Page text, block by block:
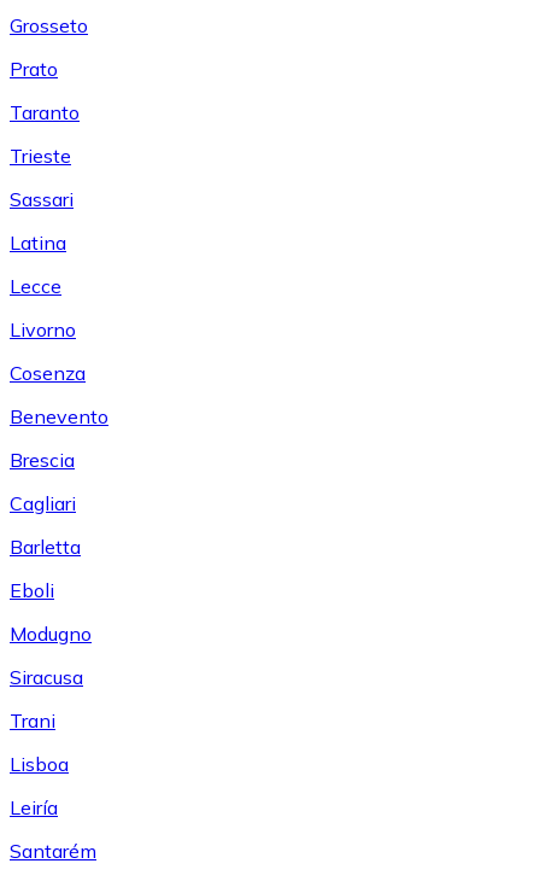
Grosseto
Prato
Taranto
Trieste
Sassari
Latina
Lecce
Livorno
Cosenza
Benevento
Brescia
Cagliari
Barletta
Eboli
Modugno
Siracusa
Trani
Lisboa
Leiría
Santarém